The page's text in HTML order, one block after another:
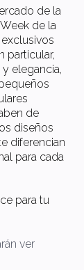
de la
de la
particular,
elegancia,
de
diseños
diferencian
para cada
para tu
ver